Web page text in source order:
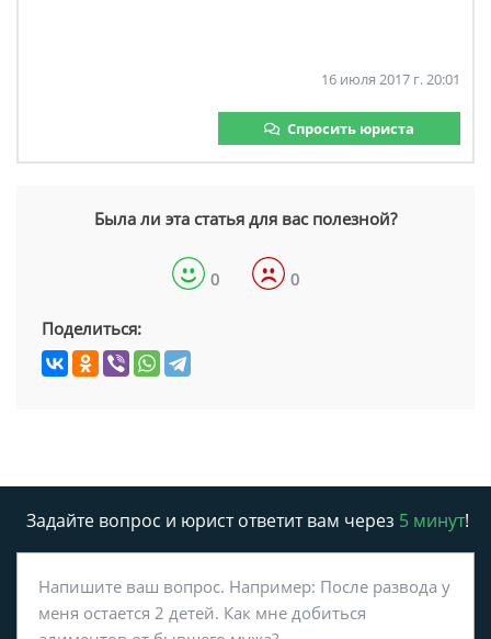
16 июля 2017 г. 20:01
Спросить юриста
Была ли эта статья для вас полезной?
0 0
Поделиться:
Задайте вопрос и юрист ответит вам через 5 минут!